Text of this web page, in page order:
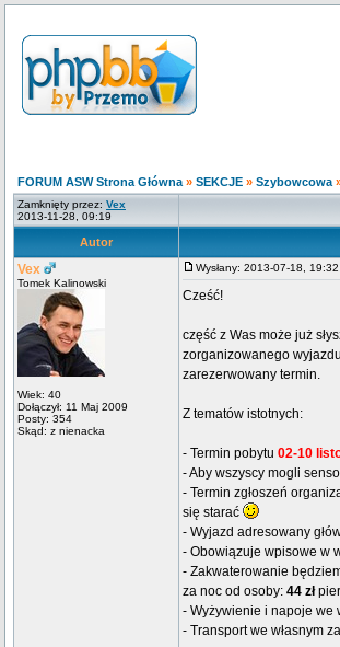
FORUM ASW Strona Główna » SEKCJE » Szybowcowa
Zamknięty przez: Vex
2013-11-28, 09:19
Autor
Vex
Tomek Kalinowski
Wiek: 40
Dołączył: 11 Maj 2009
Posty: 354
Skąd: z nienacka
Wysłany: 2013-07-18,
Cześć!
część z Was może już
zorganizowanego
zarezerwowany termin.
Z tematów istotnych:
- Termin pobytu 02-10
- Aby wszyscy mogli
- Termin zgłoszeń
się starać
- Wyjazd adresowany
- Obowiązuje wpisowe w
- Zakwaterowanie
za noc od osoby: 44 zł
- Wyżywienie i napoje we
- Transport we własnym